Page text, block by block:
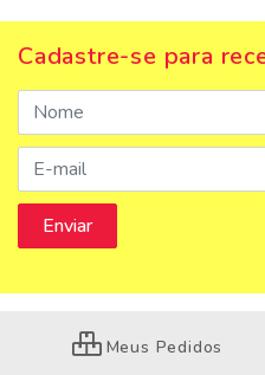
Cadastre-se para
Meus Pedidos